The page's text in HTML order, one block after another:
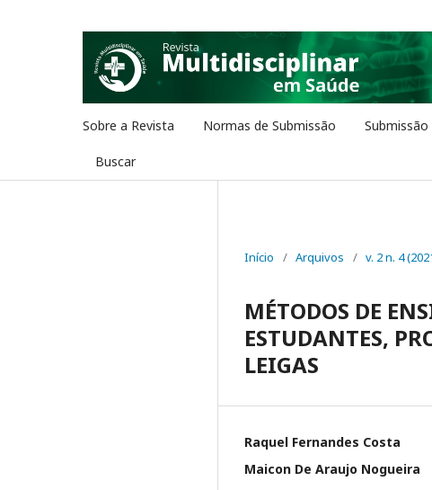
Sobre a Revista Normas de Submissão Submissão
Buscar
Início / Arquivos / v. 2 n. 4
MÉTODOS DE
ESTUDANTES,
LEIGAS
Raquel Fernandes Costa
Maicon De Araujo Nogueira